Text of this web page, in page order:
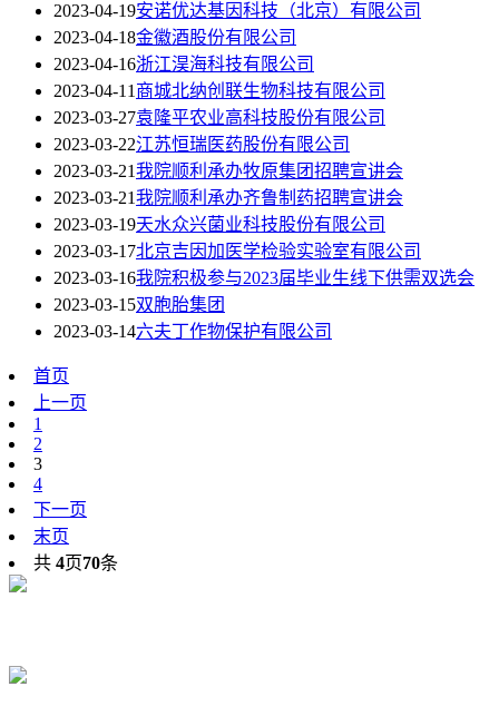
2023-04-19安诺优达基因科技（北京）有限公司
2023-04-18金徽酒股份有限公司
2023-04-16浙江淏海科技有限公司
2023-04-11商城北纳创联生物科技有限公司
2023-03-27袁隆平农业高科技股份有限公司
2023-03-22江苏恒瑞医药股份有限公司
2023-03-21我院顺利承办牧原集团招聘宣讲会
2023-03-21我院顺利承办齐鲁制药招聘宣讲会
2023-03-19天水众兴菌业科技股份有限公司
2023-03-17北京吉因加医学检验实验室有限公司
2023-03-16我院积极参与2023届毕业生线下供需双选会
2023-03-15双胞胎集团
2023-03-14六夫丁作物保护有限公司
首页
上一页
1
2
3
4
下一页
末页
共 4页70条